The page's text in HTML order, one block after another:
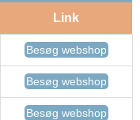
Link
Besøg webshop
Besøg webshop
Besøg webshop